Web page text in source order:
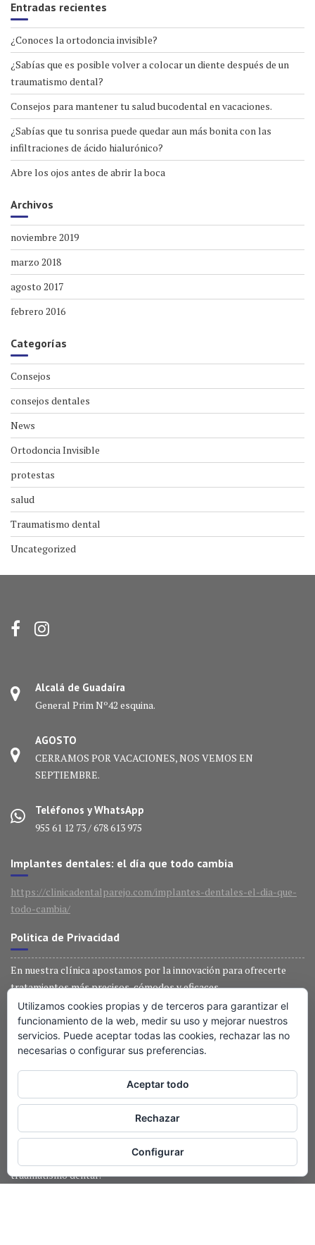
Entradas recientes
¿Conoces la ortodoncia invisible?
¿Sabías que es posible volver a colocar un diente después de un
traumatismo dental?
Consejos para mantener tu salud bucodental en vacaciones.
¿Sabías que tu sonrisa puede quedar aun más bonita con las
infiltraciones de ácido hialurónico?
Abre los ojos antes de abrir la boca
Archivos
noviembre 2019
marzo 2018
agosto 2017
febrero 2016
Categorías
Consejos
consejos dentales
News
Ortodoncia Invisible
protestas
salud
Traumatismo dental
Uncategorized
Alcalá de Guadaíra
General Prim Nº42 esquina.
AGOSTO
CERRAMOS POR VACACIONES, NOS VEMOS EN
SEPTIEMBRE.
Teléfonos y WhatsApp
955 61 12 73 / 678 613 975
Implantes dentales: el día que todo cambia
https://clinicadentalparejo.com/implantes-dentales-el-dia-que-
todo-cambia/
Politica de Privacidad
En nuestra clínica apostamos por la innovación para ofrecerte
tratamientos más precisos, cómodos y eficaces.
Técnología última generación
En nuestra clínica apostamos por la innovación para ofrecerte
tratamientos más precisos, cómodos y eficaces.
Entradas recientes
¿Conoces la ortodoncia invisible?
¿Sabías que es posible volver a colocar un diente después de un
traumatismo dental?
Utilizamos cookies propias y de terceros para garantizar el
funcionamiento de la web, medir su uso y mejorar nuestros
servicios. Puede aceptar todas las cookies, rechazar las no
necesarias o configurar sus preferencias.
Aceptar todo
Rechazar
Configurar